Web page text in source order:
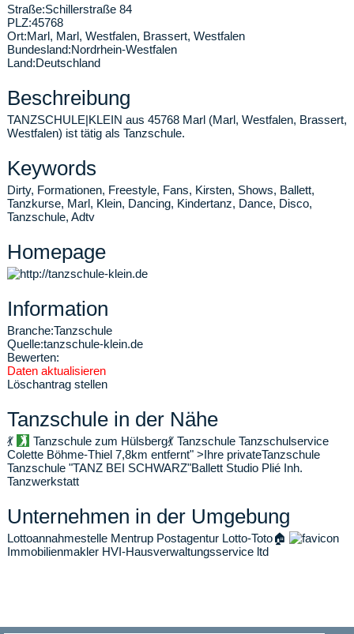
Straße:Schillerstraße 84
PLZ:45768
Ort:Marl, Marl, Westfalen, Brassert, Westfalen
Bundesland:Nordrhein-Westfalen
Land:Deutschland
Beschreibung
TANZSCHULE|KLEIN aus 45768 Marl (Marl, Westfalen, Brassert,
Westfalen) ist tätig als Tanzschule.
Keywords
Dirty, Formationen, Freestyle, Fans, Kirsten, Shows, Ballett,
Tanzkurse, Marl, Klein, Dancing, Kindertanz, Dance, Disco,
Tanzschule, Adtv
Homepage
Information
Branche:Tanzschule
Quelle:tanzschule-klein.de
Bewerten:
Daten aktualisieren
Löschantrag stellen
Tanzschule in der Nähe
💃 Tanzschule zum Hülsberg💃 Tanzschule Tanzschulservice
Colette Böhme-Thiel 7,8km entfernt" >Ihre privateTanzschule
Tanzschule "TANZ BEI SCHWARZ"Ballett Studio Plié Inh.
Tanzwerkstatt
Unternehmen in der Umgebung
Lottoannahmestelle Mentrup Postagentur Lotto-Toto🏠
Immobilienmakler HVI-Hausverwaltungsservice ltd